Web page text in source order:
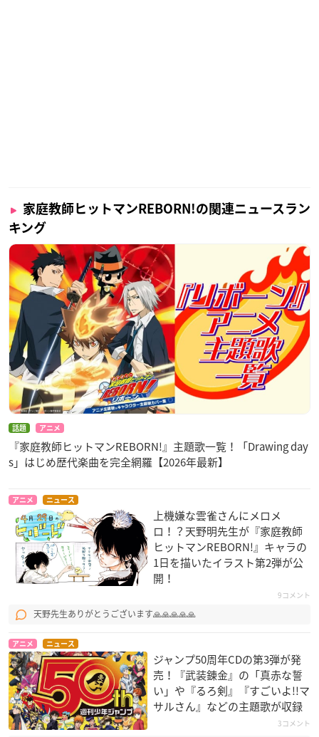
家庭教師ヒットマンREBORN!の関連ニュースラン
キング
話題 アニメ
『家庭教師ヒットマンREBORN!』主題歌一覧！「Drawing day
s」はじめ歴代楽曲を完全網羅【2026年最新】
アニメ ニュース
上機嫌な雲雀さんにメロメ
ロ！？天野明先生​が『家庭教師
ヒットマンREBORN!』キャラの
1日を描いたイラスト第2弾が公
開！
9コメント
天野先生ありがとうございます🙏🙏🙏🙏🙏
アニメ ニュース
ジャンプ50周年CDの第3弾が発
売！『武装錬金』の「真赤な誓
い」や『るろ剣』『すごいよ!!マ
サルさん』などの主題歌が収録
3コメント